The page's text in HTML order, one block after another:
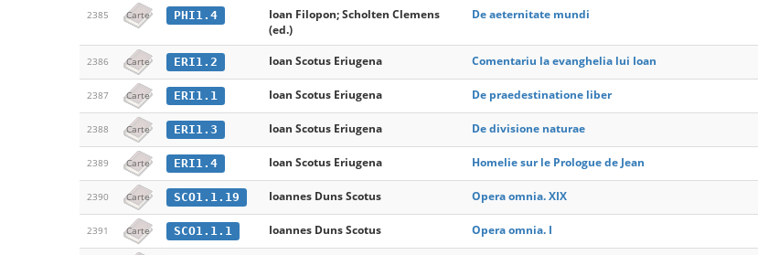
2385 Carte PHI1.4
Ioan Filopon; Scholten Clemens
(ed.)
De aeternitate mundi
2386 Carte ERI1.2 Ioan Scotus Eriugena Comentariu la evanghelia lui Ioan
2387 Carte ERI1.1 Ioan Scotus Eriugena De praedestinatione liber
2388 Carte ERI1.3 Ioan Scotus Eriugena De divisione naturae
2389 Carte ERI1.4 Ioan Scotus Eriugena Homelie sur le Prologue de Jean
2390 Carte SCO1.1.19 Ioannes Duns Scotus Opera omnia. XIX
2391 Carte SCO1.1.1 Ioannes Duns Scotus Opera omnia. I